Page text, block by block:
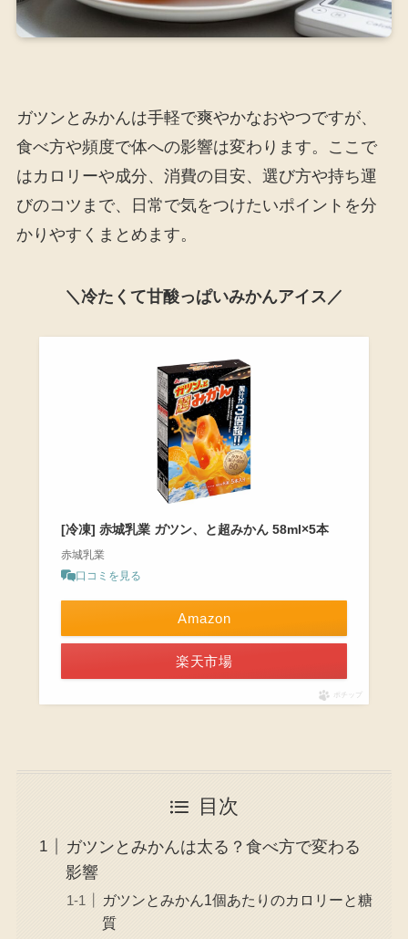
ガツンとみかんは手軽で爽やかなおやつですが、
食べ方や頻度で体への影響は変わります。ここで
はカロリーや成分、消費の目安、選び方や持ち運
びのコツまで、日常で気をつけたいポイントを分
かりやすくまとめます。
＼冷たくて甘酸っぱいみかんアイス／
[冷凍] 赤城乳業 ガツン、と超みかん 58ml×5本
赤城乳業
口コミを見る
Amazon
楽天市場
ポチップ
目次
ガツンとみかんは太る？食べ方で変わる
影響
ガツンとみかん1個あたりのカロリーと糖
質